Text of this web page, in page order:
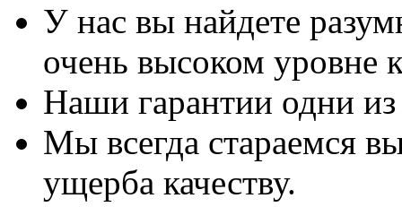
У нас вы найдете
очень высоком уровне
Наши гарантии одни
Мы всегда стараемся
ущерба качеству.